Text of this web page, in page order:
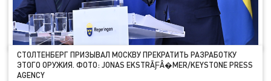
СТОЛТЕНБЕРГ ПРИЗЫВАЛ МОСКВУ ПРЕКРАТИТЬ РАЗРАБОТКУ
ЭТОГО ОРУЖИЯ. ФОТО: JONAS EKSTRÃƑÂ�MER/KEYSTONE PRESS
AGENCY